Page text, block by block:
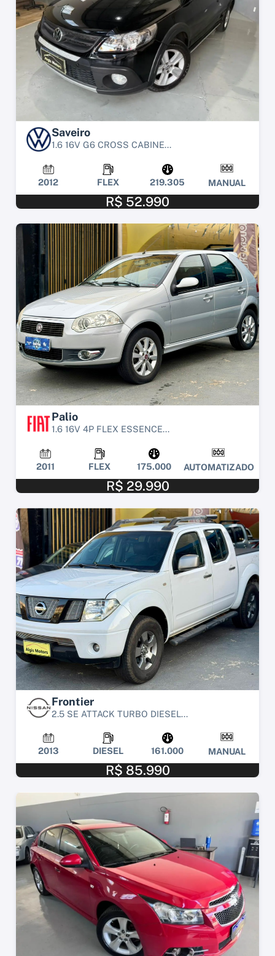
Saveiro
1.6 16V G6 CROSS CABINE...
2012 FLEX 219.305 MANUAL
R$ 52.990
Palio
1.6 16V 4P FLEX ESSENCE...
2011 FLEX 175.000 AUTOMATIZADO
R$ 29.990
Frontier
2.5 SE ATTACK TURBO DIESEL...
2013 DIESEL 161.000 MANUAL
R$ 85.990